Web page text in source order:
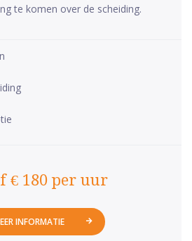
te komen over de scheiding.
€ 180 per uur
INFORMATIE